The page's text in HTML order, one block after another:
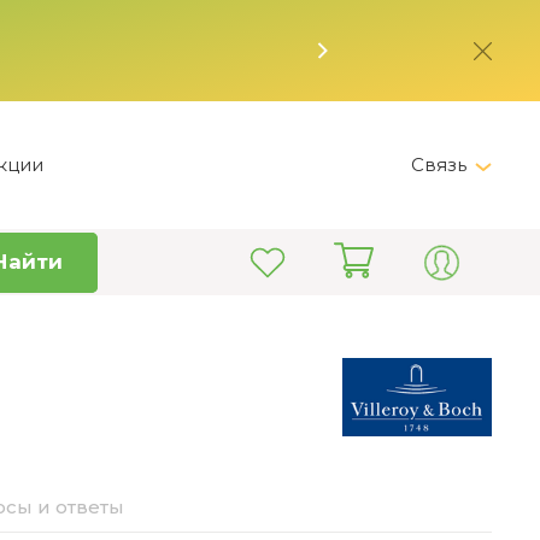
Связь
+7 (495) 150-82-28
info@kitchen-master.ru
и ответы